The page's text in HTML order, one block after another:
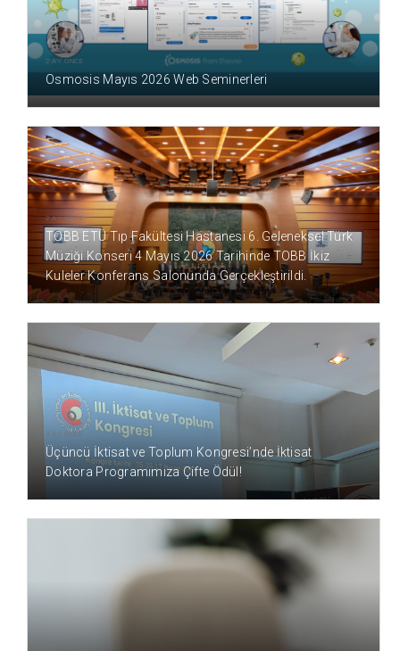
2 AY ÖNCE
Osmosis Mayıs 2026 Web Seminerleri
2 AY ÖNCE
TOBB ETÜ Tıp Fakültesi Hastanesi 6. Geleneksel Türk
Müziği Konseri 4 Mayıs 2026 Tarihinde TOBB İkiz
Kuleler Konferans Salonunda Gerçekleştirildi.
3 AY ÖNCE
Üçüncü İktisat ve Toplum Kongresi’nde İktisat
Doktora Programımıza Çifte Ödül!